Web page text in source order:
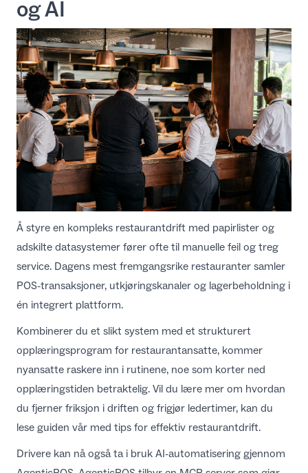
og AI
Å styre en kompleks restaurantdrift med papirlister og
adskilte datasystemer fører ofte til manuelle feil og treg
service. Dagens mest fremgangsrike restauranter samler
POS-transaksjoner, utkjøringskanaler og lagerbeholdning i
én integrert plattform.
Kombinerer du et slikt system med et strukturert
opplæringsprogram for restaurantansatte, kommer
nyansatte raskere inn i rutinene, noe som korter ned
opplæringstiden betraktelig. Vil du lære mer om hvordan
du fjerner friksjon i driften og frigjør ledertimer, kan du
lese guiden vår med tips for effektiv restaurantdrift.
Drivere kan nå også ta i bruk AI-automatisering gjennom